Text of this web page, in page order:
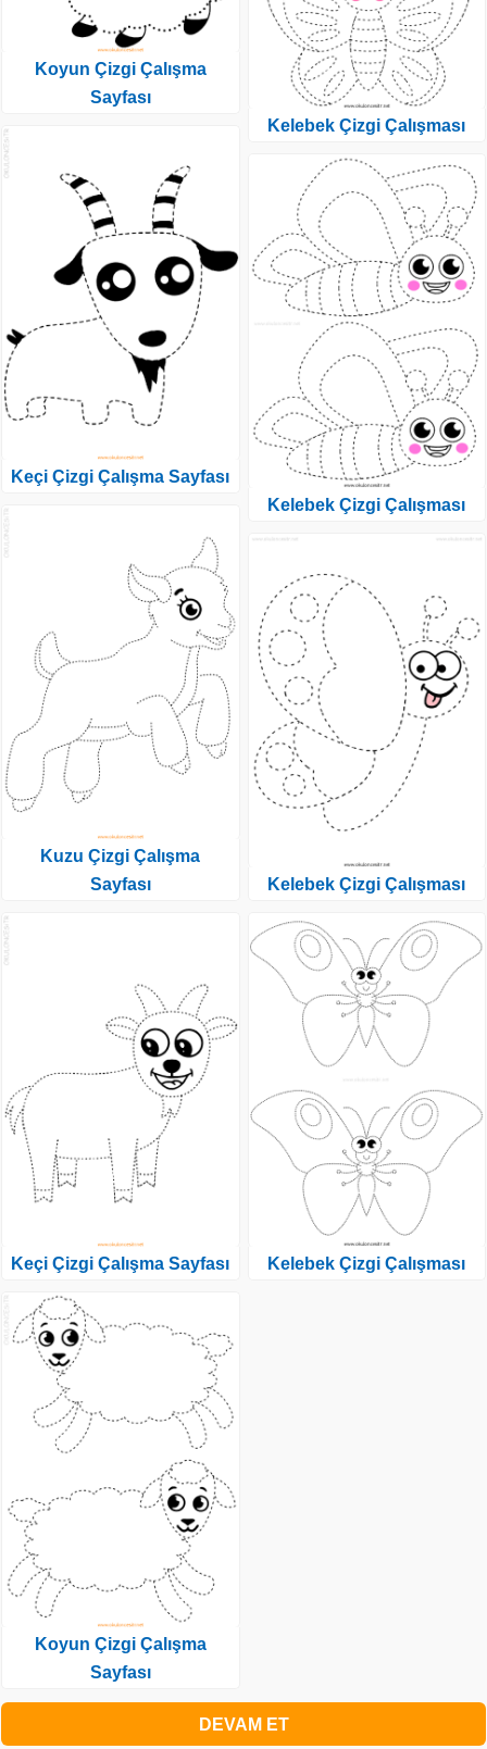
Koyun Çizgi Çalışma
Sayfası
Keçi Çizgi Çalışma Sayfası
Kuzu Çizgi Çalışma
Sayfası
Keçi Çizgi Çalışma Sayfası
Koyun Çizgi Çalışma
Sayfası
Kelebek Çizgi Çalışması
Kelebek Çizgi Çalışması
Kelebek Çizgi Çalışması
Kelebek Çizgi Çalışması
DEVAM ET